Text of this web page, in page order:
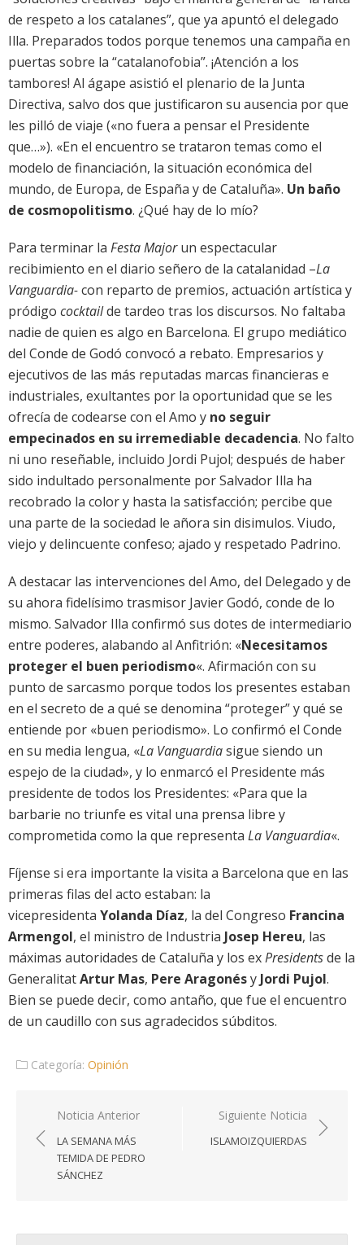
de respeto a los catalanes”, que ya apuntó el delegado
Illa. Preparados todos porque tenemos una campaña en
puertas sobre la “catalanofobia”. ¡Atención a los
tambores! Al ágape asistió el plenario de la Junta
Directiva, salvo dos que justificaron su ausencia por que
les pilló de viaje («no fuera a pensar el Presidente
que…»). «En el encuentro se trataron temas como el
modelo de financiación, la situación económica del
mundo, de Europa, de España y de Cataluña». Un baño
de cosmopolitismo. ¿Qué hay de lo mío?
Para terminar la Festa Majorun espectacular
recibimiento en el diario señero de la catalanidad –La
Vanguardia-con reparto de premios, actuación artística y
pródigo cocktailde tardeo tras los discursos. No faltaba
nadie de quien es algo en Barcelona. El grupo mediático
del Conde de Godó convocó a rebato. Empresarios y
ejecutivos de las más reputadas marcas financieras e
industriales, exultantes por la oportunidad que se les
ofrecía de codearse con el Amo y no seguir
empecinados en su irremediable decadencia. No falto
ni uno reseñable, incluido Jordi Pujol; después de haber
sido indultado personalmente por Salvador Illa ha
recobrado la color y hasta la satisfacción; percibe que
una parte de la sociedad le añora sin disimulos. Viudo,
viejo y delincuente confeso; ajado y respetado Padrino.
A destacar las intervenciones del Amo, del Delegado y de
su ahora fidelísimo trasmisor Javier Godó, conde de lo
mismo. Salvador Illa confirmó sus dotes de intermediario
entre poderes, alabando al Anfitrión: «Necesitamos
proteger el buen periodismo«. Afirmación con su
punto de sarcasmo porque todos los presentes estaban
en el secreto de a qué se denomina “proteger” y qué se
entiende por «buen periodismo». Lo confirmó el Conde
en su media lengua, «La Vanguardiasigue siendo un
espejo de la ciudad», y lo enmarcó el Presidente más
presidente de todos los Presidentes: «Para que la
barbarie no triunfe es vital una prensa libre y
comprometida como la que representa La Vanguardia«.
Fíjense si era importante la visita a Barcelona que en las
primeras filas del acto estaban: la
vicepresidenta Yolanda Díaz, la del Congreso Francina
Armengol, el ministro de Industria Josep Hereu, las
máximas autoridades de Cataluña y los exPresidentsde la
GeneralitatArtur Mas, Pere Aragonésy Jordi Pujol.
Bien se puede decir, como antaño, que fue el encuentro
de un caudillo con sus agradecidos súbditos.
Categoría: Opinión
Navegación
de
entradas
Noticia Anterior
LA SEMANA MÁS
TEMIDA DE PEDRO
SÁNCHEZ
Siguiente Noticia
ISLAMOIZQUIERDAS